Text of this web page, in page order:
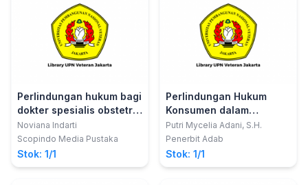
Perlindungan hukum bagi
dokter spesialis obstetri
dan ginekologi sebagai
pemberi pelimpahan
wewenang tindakan
persalinan kepada bidan
Noviana Indarti
Scopindo Media Pustaka
Stok: 1/1
Perlindungan Hukum
Konsumen dalam
Transaksi Elektronik
Putri Mycelia Adani, S.H.
Penerbit Adab
Stok: 1/1